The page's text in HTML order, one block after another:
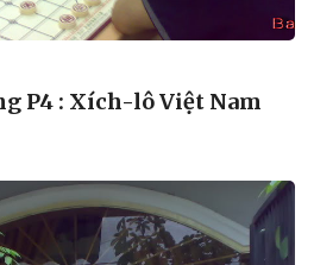
P4 : Xích-lô Việt Nam